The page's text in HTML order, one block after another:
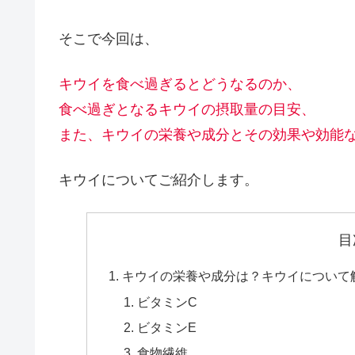
そこで今回は、
キウイを食べ過ぎるとどうなるのか、
食べ過ぎとなるキウイの摂取量の目安、
また、キウイの栄養や成分とその効果や効能な
キウイについてご紹介します。
キウイの栄養や成分は？キウイについて
ビタミンC
ビタミンE